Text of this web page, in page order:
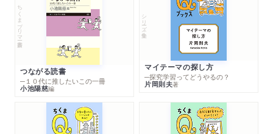
ちくまプリマー新書
つながる読書
─１０代に推したいこの一冊
小池陽慈編
シリーズ・全集
マイテーマの探し方
─探究学習ってどうやるの？
片岡則夫著